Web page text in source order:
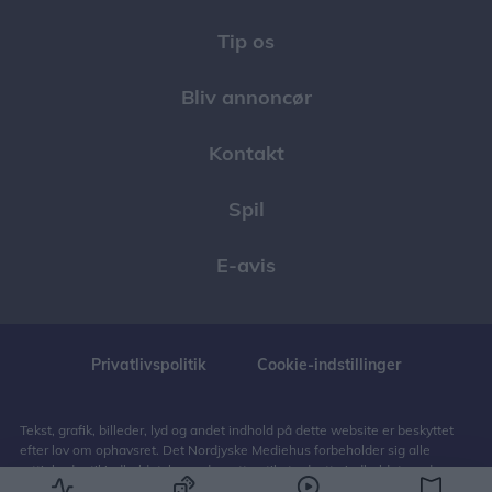
Tip os
Bliv annoncør
Kontakt
Spil
E-avis
Privatlivspolitik Cookie-indstillinger
Tekst, grafik, billeder, lyd og andet indhold på dette website er beskyttet
efter lov om ophavsret. Det Nordjyske Mediehus forbeholder sig alle
rettigheder til indholdet, herunder retten til at udnytte indholdet med